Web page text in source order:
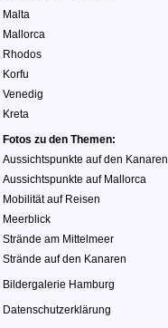
Malta
Mallorca
Rhodos
Korfu
Venedig
Kreta
Fotos zu den Themen:
Aussichtspunkte auf den Kanaren
Aussichtspunkte auf Mallorca
Mobilität auf Reisen
Meerblick
Strände am Mittelmeer
Strände auf den Kanaren
Bildergalerie Hamburg
Datenschutzerklärung